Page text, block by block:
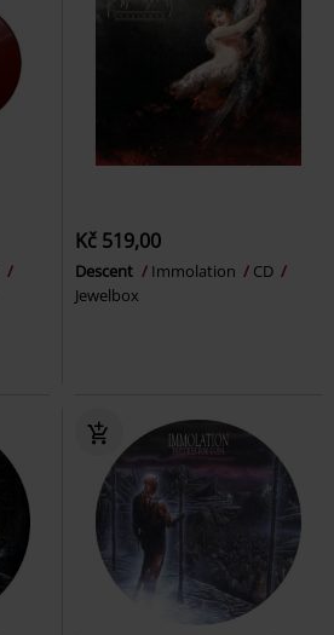
Kč 519,00
Descent Immolation
CD
Jewelbox